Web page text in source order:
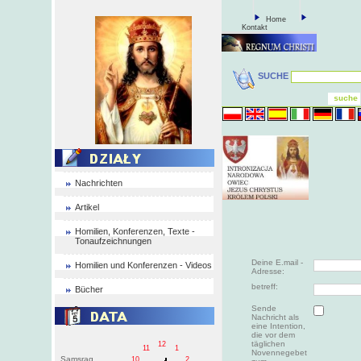
Nachrichten
Artikel
Homilien, Konferenzen, Texte -
Tonaufzeichnungen
Homilien und Konferenzen - Videos
Bücher
Samsrag
1
2
10
11
12
Home
Kontakt
SUCHE
Deine E.mail -
Adresse:
betreff:
Sende
Nachricht als
eine Intention,
die vor dem
täglichen
Novennegebet